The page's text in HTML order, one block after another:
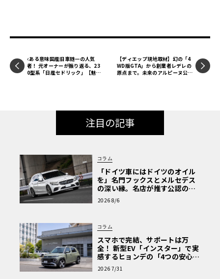
ある意味国産旧車随一の人気
者！ 元オーナーが振り返る、23
0型系「日産セドリック」【魅惑
【ディエップ現地取材】幻の「4
WD版GTA」から創業者レデレの
原点まで。未来のアルピーヌ公式
注目の記事
コラム
「ドイツ車にはドイツのオイル
を」名門フックスとメルセデス
の深い縁。名店が推す公認の安
心と、Cクラスで味わうシルキー
な走り〈PR〉
2026 8/6
コラム
スマホで完結、サポートは万
全！ 新型EV「インスター」で実
感するヒョンデの「4つの安心」
【第1回・ヒョンデ6つの疑問：
Why? Hyundai?】〈PR〉
2026 7/31